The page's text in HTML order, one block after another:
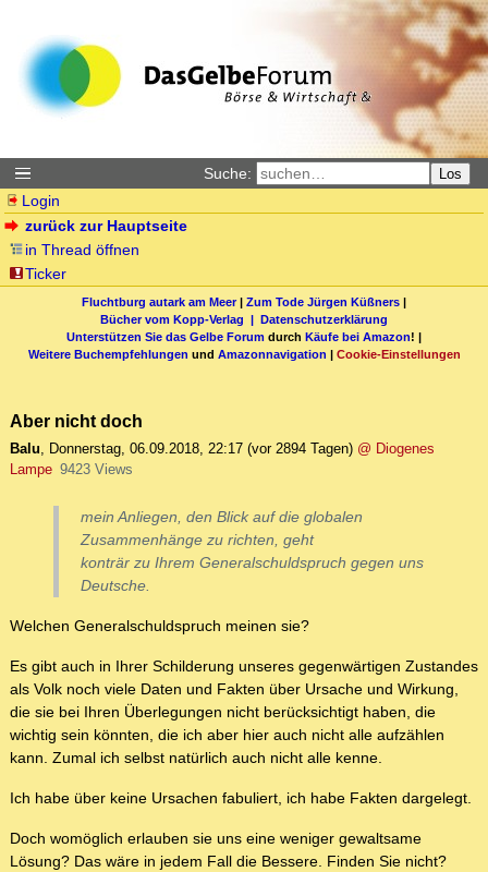
Suche: Los
Login
zurück zur Hauptseite
in Thread öffnen
Ticker
Fluchtburg autark am Meer| Zum Tode Jürgen Küßners |
Bücher vom Kopp-Verlag | Datenschutzerklärung
Unterstützen Sie das Gelbe Forum durch Käufe bei Amazon! |
Weitere Buchempfehlungen und Amazonnavigation | Cookie-Einstellungen
Aber nicht doch
Balu, Donnerstag, 06.09.2018, 22:17 (vor 2894 Tagen) @ Diogenes
Lampe 9423 Views
mein Anliegen, den Blick auf die globalen
Zusammenhänge zu richten, geht
konträr zu Ihrem Generalschuldspruch gegen uns
Deutsche.
Welchen Generalschuldspruch meinen sie?
Es gibt auch in Ihrer Schilderung unseres gegenwärtigen Zustandes
als Volk noch viele Daten und Fakten über Ursache und Wirkung,
die sie bei Ihren Überlegungen nicht berücksichtigt haben, die
wichtig sein könnten, die ich aber hier auch nicht alle aufzählen
kann. Zumal ich selbst natürlich auch nicht alle kenne.
Ich habe über keine Ursachen fabuliert, ich habe Fakten dargelegt.
Doch womöglich erlauben sie uns eine weniger gewaltsame
Lösung? Das wäre in jedem Fall die Bessere. Finden Sie nicht?